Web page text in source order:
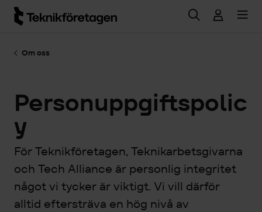
Hoppa till huvudinnehåll
Om oss
Personuppgiftspolic
y
För Teknikföretagen, Teknikarbetsgivarna
och Tech Alliance är personlig integritet
något vi tycker är viktigt. Vi vill därför
alltid eftersträva en hög nivå av